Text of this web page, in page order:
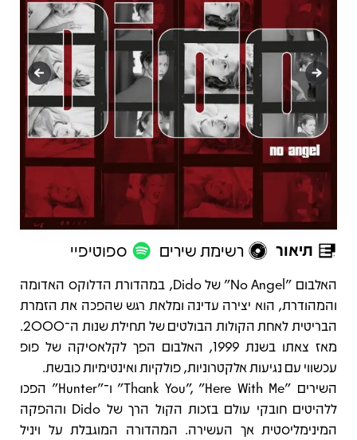
תיאור רשימת שירים ספוטיפיי
תיאור
האלבום "No Angel" של Dido, במהדורת הדלוקס האדומה
והמהודרת, הוא יצירה עדינה ומלאת רגש שהפכה את הזמרת
הבריטית לאחת הקולות הבולטים של תחילת שנות ה־2000.
מאז צאתו בשנת 1999, האלבום הפך לקלאסיקה של פופ
עכשווי עם נגיעות אלקטרוניות, פולקיות ואינטימיות כובשת.
השירים "Thank You", "Here With Me" ו־"Hunter" הפכו
ללהיטים חובקי עולם בזכות הקול הרך של Dido וההפקה
המינימליסטית אך העשירה. המהדורה המוגבלת על ויניל